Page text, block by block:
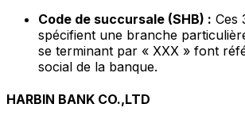
Code de succursale (SHB) : Ces
spécifient une branche
se terminant par « XXX » font
social de la banque.
HARBIN BANK CO.,LTD